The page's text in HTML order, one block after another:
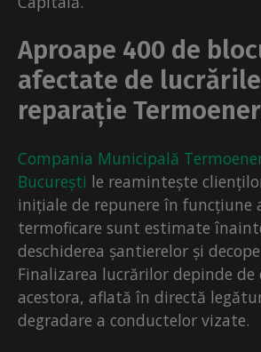
Aproape 400 de
afectate de
reparație
Compania Municipală
București le reamintește
inițiale de repunere în funcțiune
termoficare sunt estimate
deschiderea șantierelor și
Finalizarea lucrărilor depinde
acestora, aflată în directă
degradare a conductelor vizate.